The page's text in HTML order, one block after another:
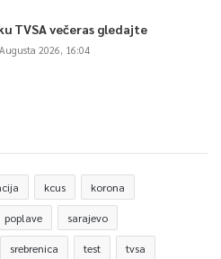
TVSA večeras gledajte
2026, 16:04
kcus korona
poplave sarajevo
srebrenica test tvsa